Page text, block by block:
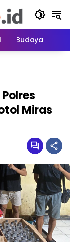
Budaya
Miras